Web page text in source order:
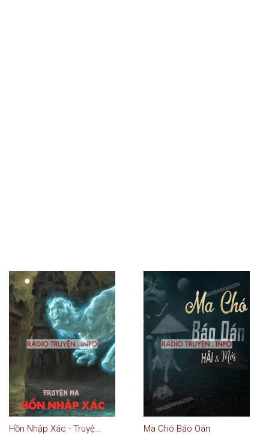
Hồn Nhập Xác - Truyện ma kinh dị Ma Chó Báo Oán